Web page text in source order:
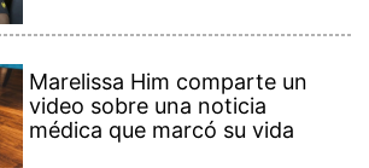
Marelissa Him comparte un
video sobre una noticia
médica que marcó su vida